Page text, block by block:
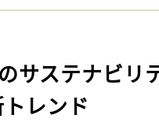
サステナビリ
レンド